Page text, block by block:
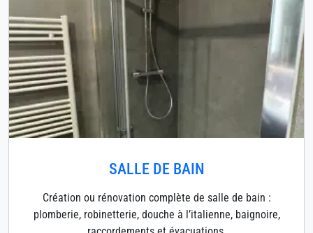
SALLE DE BAIN
Création ou rénovation complète de salle de bain :
plomberie, robinetterie, douche à l’italienne, baignoire,